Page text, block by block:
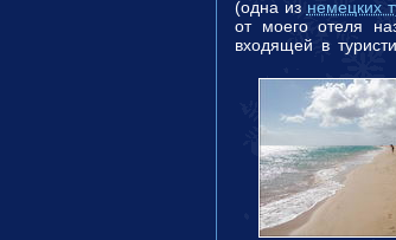
(одна из немецких
от моего отеля
входящей в